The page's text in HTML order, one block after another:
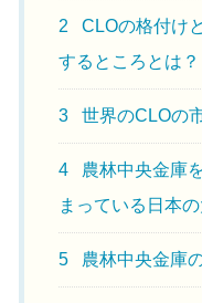
2
CLOの格付け
するところとは？
3 世界のCLOの
4
農林中央金庫
まっている日本
5 農林中央金庫